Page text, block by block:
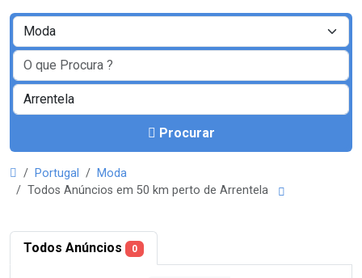
Procurar
Portugal
Moda
Todos Anúncios em 50 km perto de Arrentela
Todos Anúncios 0